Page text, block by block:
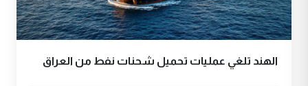
الهند تلغي عمليات تحميل شحنات نفط من العراق